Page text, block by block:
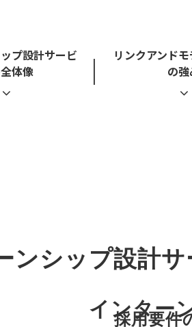
プ設計サービ
体像
リンクアンド
の
ンシップ設計
インター
採用要件